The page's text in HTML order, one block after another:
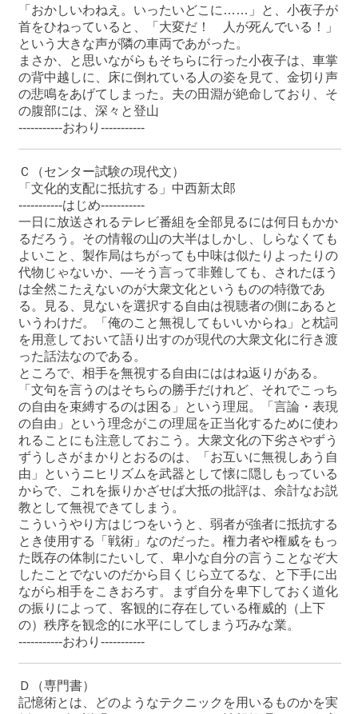
「おかしいわねえ。いったいどこに……」と、小夜子が
首をひねっていると、「大変だ！ 人が死んでいる！」
という大きな声が隣の車両であがった。
まさか、と思いながらもそちらに行った小夜子は、車掌
の背中越しに、床に倒れている人の姿を見て、金切り声
の悲鳴をあげてしまった。夫の田淵が絶命しており、そ
の腹部には、深々と登山
-----------おわり-----------
Ｃ（センター試験の現代文）
「文化的支配に抵抗する」中西新太郎
-----------はじめ-----------
一日に放送されるテレビ番組を全部見るには何日もかか
るだろう。その情報の山の大半はしかし、しらなくても
よいこと、製作局はちがっても中味は似たりよったりの
代物じゃないか、―そう言って非難しても、されたほう
は全然こたえないのが大衆文化というものの特徴であ
る。見る、見ないを選択する自由は視聴者の側にあると
いうわけだ。「俺のこと無視してもいいからね」と枕詞
を用意しておいて語り出すのが現代の大衆文化に行き渡
った話法なのである。
ところで、相手を無視する自由にははね返りがある。
「文句を言うのはそちらの勝手だけれど、それでこっち
の自由を束縛するのは困る」という理屈。「言論・表現
の自由」という理念がこの理屈を正当化するために使わ
れることにも注意しておこう。大衆文化の下劣さやずう
ずうしさがまかりとおるのは、「お互いに無視しあう自
由」というニヒリズムを武器として懐に隠しもっている
からで、これを振りかざせば大抵の批評は、余計なお説
教として無視できてしまう。
こういうやり方はじつをいうと、弱者が強者に抵抗する
とき使用する「戦術」なのだった。権力者や権威をもっ
た既存の体制にたいして、卑小な自分の言うことなぞ大
したことでないのだから目くじら立てるな、と下手に出
ながら相手をこきおろす。まず自分を卑下しておく道化
の振りによって、客観的に存在している権威的（上下
の）秩序を観念的に水平にしてしまう巧みな業。
-----------おわり-----------
Ｄ（専門書）
記憶術とは、どのようなテクニックを用いるものかを実